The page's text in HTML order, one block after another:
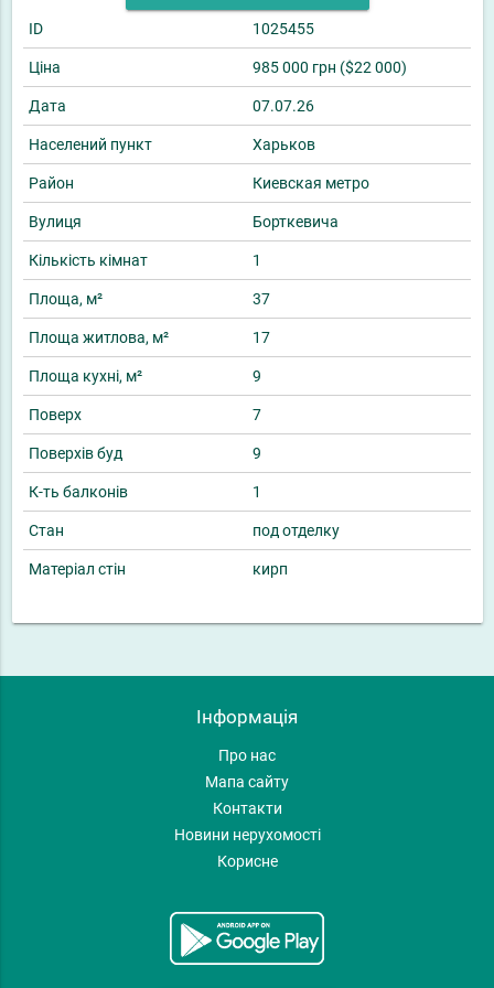
ID 1025455
Ціна 985 000 грн ($22 000)
Дата 07.07.26
Населений пункт Харьков
Район Киевская метро
Вулиця Борткевича
Кількість кімнат 1
Площа, м² 37
Площа житлова, м² 17
Площа кухні, м² 9
Поверх 7
Поверхів буд 9
К-ть балконів 1
Стан под отделку
Матеріал стін кирп
Інформація
Про нас
Мапа сайту
Контакти
Новини нерухомості
Корисне